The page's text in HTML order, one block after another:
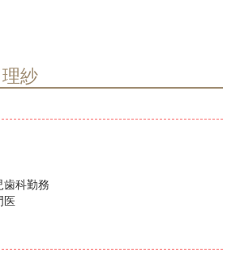
紗
歯科勤務
医